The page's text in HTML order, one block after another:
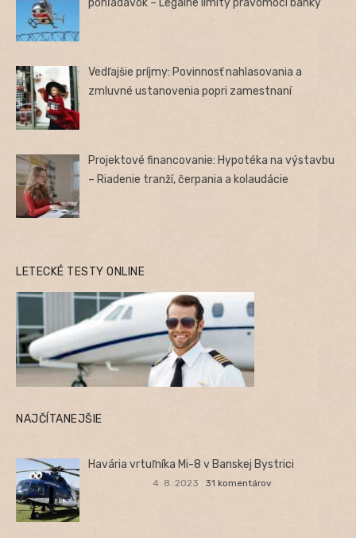
Vedľajšie príjmy: Povinnosť nahlasovania a
zmluvné ustanovenia popri zamestnaní
Projektové financovanie: Hypotéka na výstavbu
– Riadenie tranží, čerpania a kolaudácie
LETECKÉ TESTY ONLINE
NAJČÍTANEJŠIE
Havária vrtuľníka Mi-8 v Banskej Bystrici
4. 8. 2023 31 komentárov